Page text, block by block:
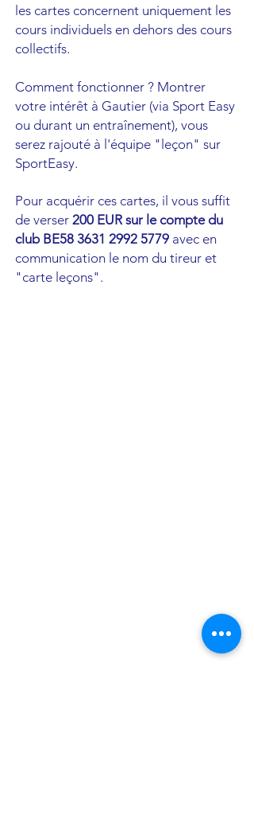
les cartes concernent uniquement les
cours individuels en dehors des cours
collectifs.
Comment fonctionner ? Montrer
votre intérêt à Gautier (via Sport Easy
ou durant un entraînement), vous
serez rajouté à l'équipe "leçon" sur
SportEasy.
Pour acquérir ces cartes, il vous suffit
de verser 200 EUR sur le compte du
club BE58 3631 2992 5779 avec en
communication le nom du tireur et
"carte leçons".